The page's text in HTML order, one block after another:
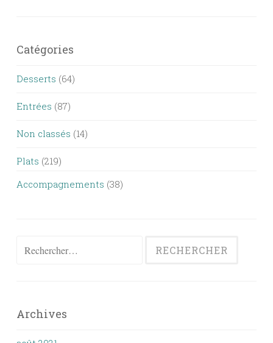
Catégories
Desserts (64)
Entrées (87)
Non classés (14)
Plats (219)
Accompagnements (38)
Rechercher :
Archives